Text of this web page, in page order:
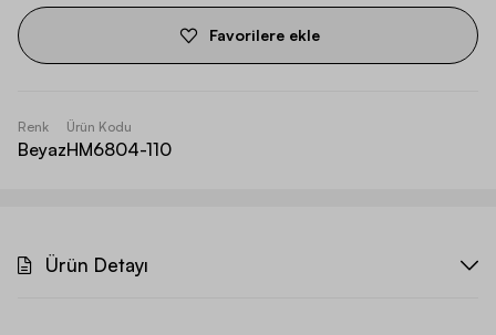
Favorilere ekle
Renk
Beyaz
Ürün Kodu
HM6804-110
Ürün Detayı